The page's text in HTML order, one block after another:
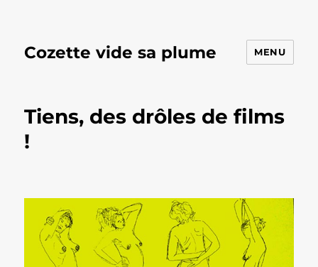
Cozette vide sa plume MENU
Tiens, des drôles de films
!